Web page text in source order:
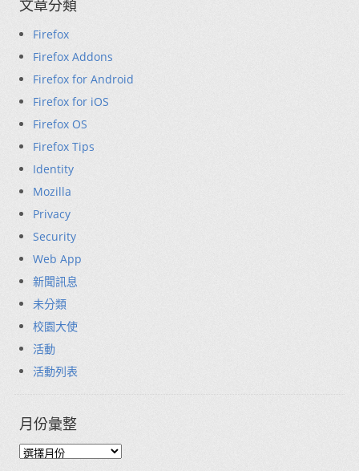
文章分類
Firefox
Firefox Addons
Firefox for Android
Firefox for iOS
Firefox OS
Firefox Tips
Identity
Mozilla
Privacy
Security
Web App
新聞訊息
未分類
校園大使
活動
活動列表
月份彙整